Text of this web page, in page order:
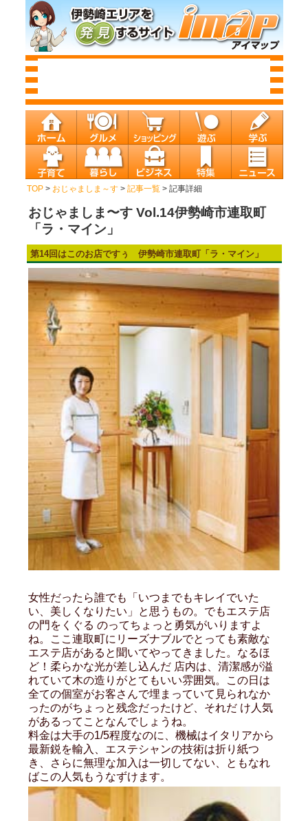
TOP> おじゃましま～す> 記事一覧> 記事詳細
おじゃましま〜す Vol.14伊勢崎市連取町
「ラ・マイン」
第14回はこのお店ですぅ 伊勢崎市連取町「ラ・マイン」
女性だったら誰でも「いつまでもキレイでいた
い、美しくなりたい」と思うもの。でもエステ店
の門をくぐる のってちょっと勇気がいりますよ
ね。ここ連取町にリーズナブルでとっても素敵な
エステ店があると聞いてやってきました。なるほ
ど！柔らかな光が差し込んだ 店内は、清潔感が溢
れていて木の造りがとてもいい雰囲気。この日は
全ての個室がお客さんで埋まっていて見られなか
ったのがちょっと残念だったけど、それだ け人気
があるってことなんでしょうね。
料金は大手の1/5程度なのに、機械はイタリアから
最新鋭を輸入、エステシャンの技術は折り紙つ
き、さらに無理な加入は一切してない、ともなれ
ばこの人気もうなずけます。